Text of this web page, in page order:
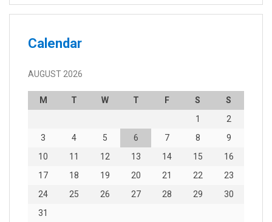
Calendar
AUGUST 2026
M T W T F S
S
1
2
3
4 5 6 7 8
9
10
11 12 13 14 15
16
17
18 19 20 21 22
23
24
25 26 27 28 29
30
31